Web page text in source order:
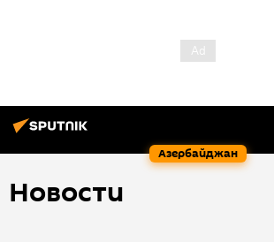
Азербайджан
Новости